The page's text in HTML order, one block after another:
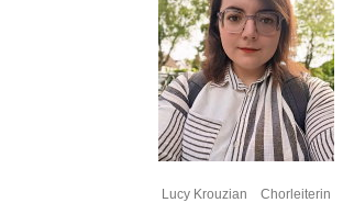
Lucy Krouzian Chorleiterin